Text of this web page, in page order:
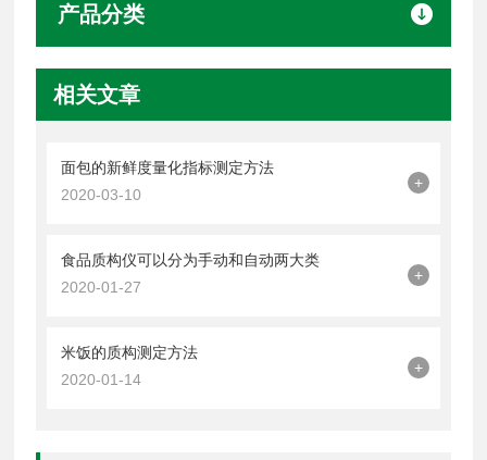
产品分类
相关文章
面包的新鲜度量化指标测定方法
2020-03-10
+
食品质构仪可以分为手动和自动两大类
2020-01-27
+
米饭的质构测定方法
2020-01-14
+